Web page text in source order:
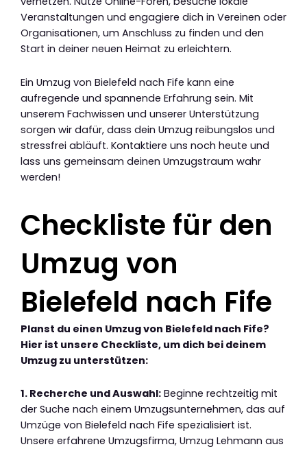
Veranstaltungen und engagiere dich in Vereinen oder
Organisationen, um Anschluss zu finden und den
Start in deiner neuen Heimat zu erleichtern.
Ein Umzug von Bielefeld nach Fife kann eine
aufregende und spannende Erfahrung sein. Mit
unserem Fachwissen und unserer Unterstützung
sorgen wir dafür, dass dein Umzug reibungslos und
stressfrei abläuft. Kontaktiere uns noch heute und
lass uns gemeinsam deinen Umzugstraum wahr
werden!
Checkliste für den
Umzug von
Bielefeld nach Fife
Planst du einen Umzug von Bielefeld nach Fife?
Hier ist unsere Checkliste, um dich bei deinem
Umzug zu unterstützen:
1. Recherche und Auswahl: Beginne rechtzeitig mit
der Suche nach einem Umzugsunternehmen, das auf
Umzüge von Bielefeld nach Fife spezialisiert ist.
Unsere erfahrene Umzugsfirma, Umzug Lehmann aus